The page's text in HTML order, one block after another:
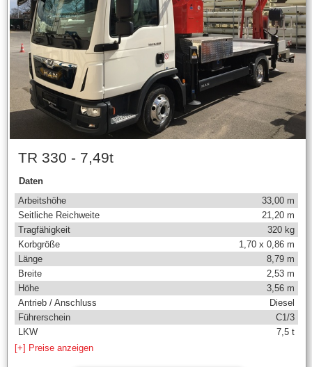
TR 330 - 7,49t
Daten
Arbeitshöhe
33,00 m
Seitliche Reichweite
21,20 m
Tragfähigkeit
320 kg
Korbgröße
1,70 x 0,86 m
Länge
8,79 m
Breite
2,53 m
Höhe
3,56 m
Antrieb / Anschluss
Diesel
Führerschein
C1/3
LKW
7,5 t
[+] Preise anzeigen